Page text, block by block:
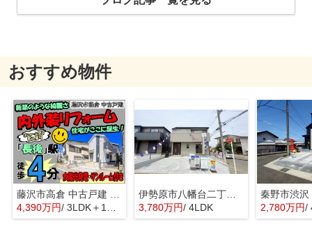
おすすめ物件
藤沢市高倉 中古戸建 全1棟
4,390万円/ 3LDK＋1S(納戸)
伊勢原市八幡台二丁目 全３棟 新築住宅
3,780万円/ 4LDK 2,780万円/